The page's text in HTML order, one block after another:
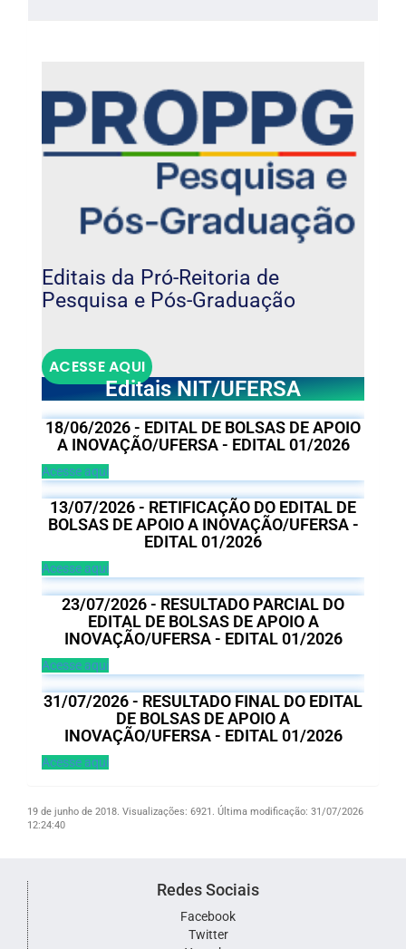
Editais da Pró-Reitoria de
Pesquisa e Pós-Graduação
ACESSE AQUI
Editais NIT/UFERSA
18/06/2026 - EDITAL DE BOLSAS DE APOIO
A INOVAÇÃO/UFERSA - EDITAL 01/2026
Acesse aqui
13/07/2026 - RETIFICAÇÃO DO EDITAL DE
BOLSAS DE APOIO A INOVAÇÃO/UFERSA -
EDITAL 01/2026
Acesse aqui
23/07/2026 - RESULTADO PARCIAL DO
EDITAL DE BOLSAS DE APOIO A
INOVAÇÃO/UFERSA - EDITAL 01/2026
Acesse aqui
31/07/2026 - RESULTADO FINAL DO EDITAL
DE BOLSAS DE APOIO A
INOVAÇÃO/UFERSA - EDITAL 01/2026
Acesse aqui
19 de junho de 2018. Visualizações: 6921. Última modificação: 31/07/2026
12:24:40
Redes Sociais
Facebook
Twitter